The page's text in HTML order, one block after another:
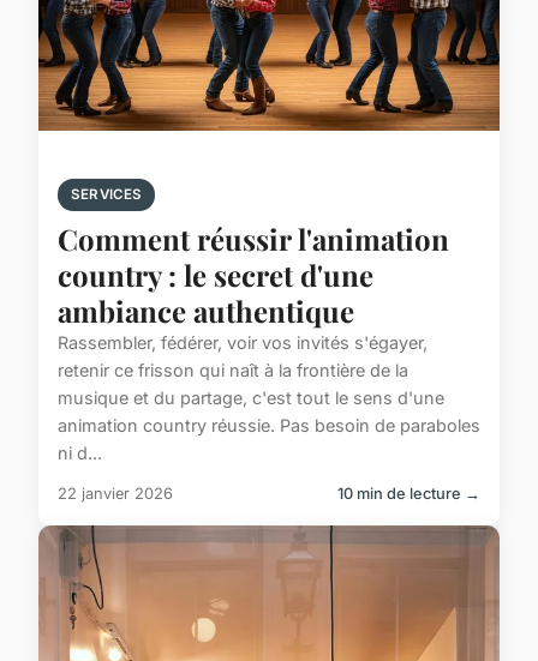
SERVICES
Comment réussir l'animation
country : le secret d'une
ambiance authentique
Rassembler, fédérer, voir vos invités s'égayer,
retenir ce frisson qui naît à la frontière de la
musique et du partage, c'est tout le sens d'une
animation country réussie. Pas besoin de paraboles
ni d...
22 janvier 2026 10 min de lecture →